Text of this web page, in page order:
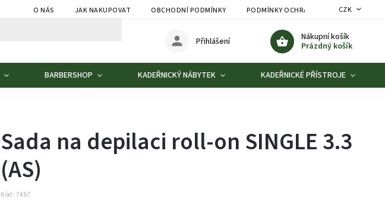
O NÁS JAK NAKUPOVAT OBCHODNÍ PODMÍNKY PODMÍNKY OCHRANY OSOBNÍCH ÚDAJŮ
CZK
Nákupní košík
Prázdný košík
Přihlášení
BARBERSHOP KADEŘNICKÝ NÁBYTEK KADEŘNICKÉ PŘÍSTROJE
Sada na depilaci roll-on SINGLE 3.3
(AS)
Kód: 7467